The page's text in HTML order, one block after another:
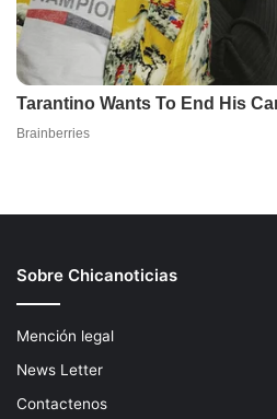
Sobre Chicanoticias
Mención legal
News Letter
Contactenos